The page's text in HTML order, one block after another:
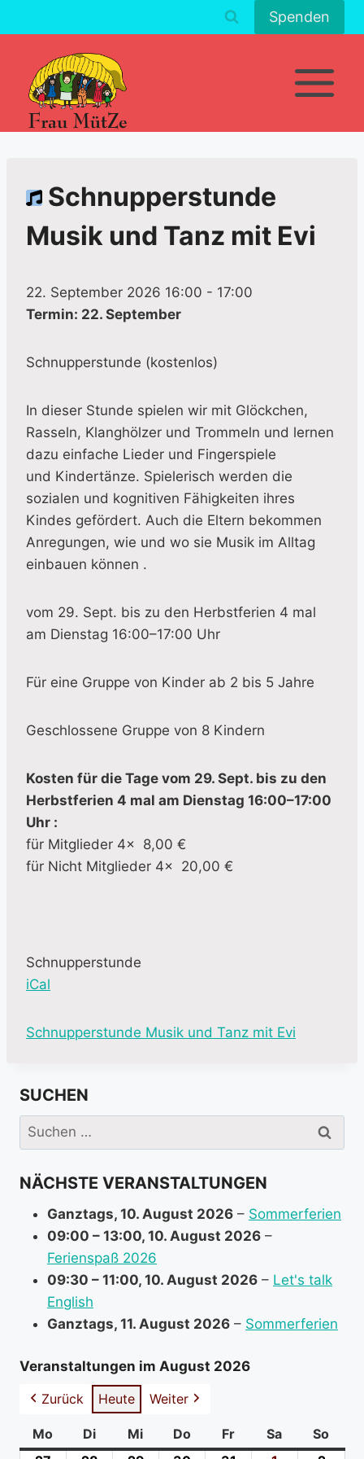
Inhalt
Spenden
Schnupperstunde
Musik und Tanz mit Evi
22. September 2026 16:00 - 17:00
Termin: 22. September
Schnupperstunde (kostenlos)
In dieser Stunde spielen wir mit Glöckchen,
Rasseln, Klanghölzer und Trommeln und lernen
dazu einfache Lieder und Fingerspiele
und Kindertänze. Spielerisch werden die
sozialen und kognitiven Fähigkeiten ihres
Kindes gefördert. Auch die Eltern bekommen
Anregungen, wie und wo sie Musik im Alltag
einbauen können .
vom 29. Sept. bis zu den Herbstferien 4 mal
am Dienstag 16:00–17:00 Uhr
Für eine Gruppe von Kinder ab 2 bis 5 Jahre
Geschlossene Gruppe von 8 Kindern
Kosten für die Tage vom 29. Sept. bis zu den
Herbstferien 4 mal am Dienstag 16:00–17:00
Uhr :
für Mitglieder 4x 8,00 €
für Nicht Mitglieder 4x 20,00 €
Schnupperstunde
iCal
M
e
i
n
o
a
o
t
Schnupperstunde Musik und Tanz mit Evi
SUCHEN
Suchen
nach:
NÄCHSTE VERANSTALTUNGEN
Ganztags, 10. August 2026 – Sommerferien
09:00 – 13:00, 10. August 2026 –
Ferienspaß 2026
09:30 – 11:00, 10. August 2026 – Let's talk
English
Ganztags, 11. August 2026 – Sommerferien
Veranstaltungen im August 2026
Zurück
Heute Weiter
Mo Montag
DiDienstag
Mi Mittwoch
DoDonnerstag
FrFreitag
Sa Samstag
So